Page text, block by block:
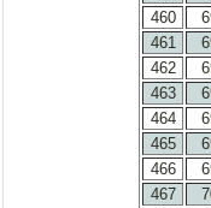
460
461
462
463
464
465
466
467